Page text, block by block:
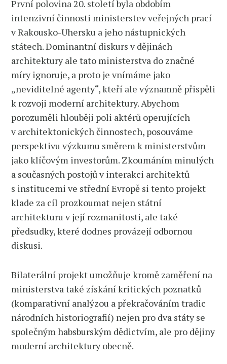
První polovina 20. století byla obdobím
intenzivní činnosti ministerstev veřejných prací
v Rakousko-Uhersku a jeho nástupnických
státech. Dominantní diskurs v dějinách
architektury ale tato ministerstva do značné
míry ignoruje, a proto je vnímáme jako
„neviditelné agenty“, kteří ale významně přispěli
k rozvoji moderní architektury. Abychom
porozuměli hlouběji poli aktérů operujících
v architektonických činnostech, posouváme
perspektivu výzkumu směrem k ministerstvům
jako klíčovým investorům. Zkoumáním minulých
a současných postojů v interakci architektů
s institucemi ve střední Evropě si tento projekt
klade za cíl prozkoumat nejen státní
architekturu v její rozmanitosti, ale také
předsudky, které dodnes provázejí odbornou
diskusi.
Bilaterální projekt umožňuje kromě zaměření na
ministerstva také získání kritických poznatků
(komparativní analýzou a překračováním tradic
národních historiografií) nejen pro dva státy se
společným habsburským dědictvím, ale pro dějiny
moderní architektury obecně.